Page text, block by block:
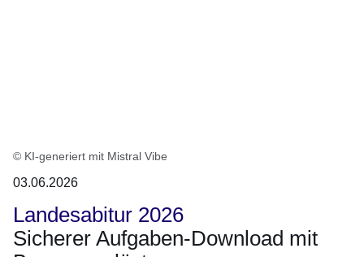
© KI-generiert mit Mistral Vibe
03.06.2026
Landesabitur 2026
Sicherer Aufgaben-Download mit